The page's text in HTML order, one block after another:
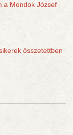
a Mondok József
összetettben